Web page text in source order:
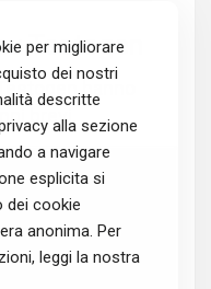
Testogen
hanno
brevi.
dell’energia
da 3 e lo sto
mese. All’età di
per migliorare
dei nostri
descritte
alla sezione
a navigare
esplicita si
dei cookie
anonima. Per
leggi la nostra